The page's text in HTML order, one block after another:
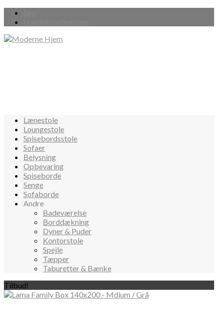
Lænestole
Loungestole
Spisebordsstole
Sofaer
Belysning
Opbevaring
Spiseborde
Senge
Sofaborde
Andre
Badeværelse
Borddækning
Dyner & Puder
Kontorstole
Spejle
Tæpper
Taburetter & Bænke
Tilbud!